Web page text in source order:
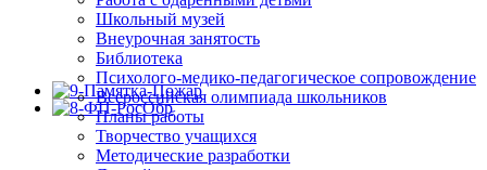
Школьный музей
Внеурочная занятость
Библиотека
Психолого-медико-педагогическое сопровождение
Всероссийская олимпиада школьников
Планы работы
Творчество учащихся
Методические разработки